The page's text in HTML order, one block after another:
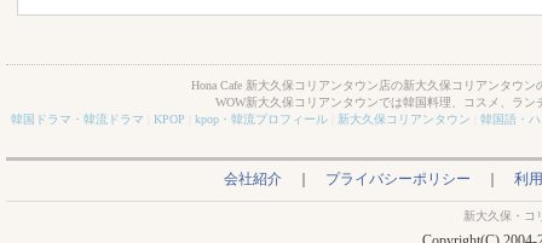
Hona Cafe 新大久保コリアンタウン店の新大久保コリアンタウ
WOW新大久保コリアンタウンでは韓国料理、コスメ、ラ
韓国ドラマ・韓流ドラマ
KPOP kpop・韓流プロフィール 新大久保コリアンタウン 韓国語・
会社紹介 プライバシーポリシー 利
新大久保・コ